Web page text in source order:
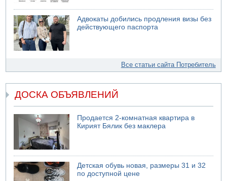
Адвокаты добились продления визы без
действующего паспорта
Все статьи сайта Потребитель
ДОСКА ОБЪЯВЛЕНИЙ
Продается 2-комнатная квартира в
Кирият Бялик без маклера
Детская обувь новая, размеры 31 и 32
по доступной цене